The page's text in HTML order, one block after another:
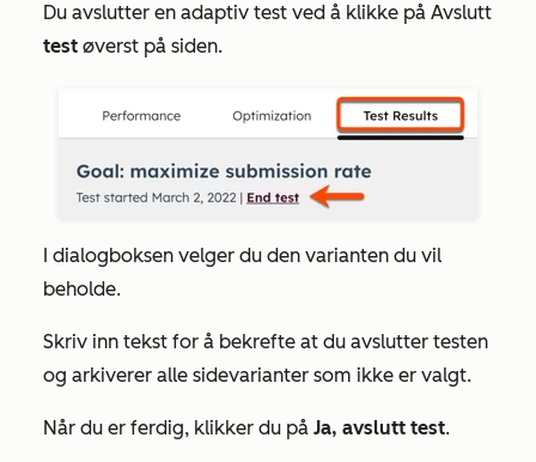
Du avslutter en adaptiv test ved å klikke på Avslutt
test øverst på siden.
I dialogboksen velger du den varianten du vil
beholde.
Skriv inn tekst for å bekrefte at du avslutter testen
og arkiverer alle sidevarianter som ikke er valgt.
Når du er ferdig, klikker du på Ja, avslutt test.